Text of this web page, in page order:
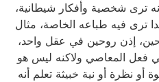
ترى شخصية وأفكار شيطانية،
ترى فيه طباعه الخاصة، مثال
إذن روحين في عقل واحد،
فعل المعاصي ولاكنه ليس هو
نظرة أو نية خبيثة تعلم أنه